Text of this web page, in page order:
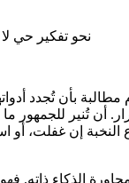
نحو تفكير حي
مطالبة بأن تُجدد
أن تُنير للجمهور
النخبة إن غفلت، أو
الذكاء ذاته.